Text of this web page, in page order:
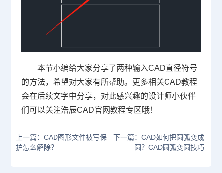
本节小编给大家分享了两种输入CAD直径符号
的方法，希望对大家有所帮助。更多相关CAD教程
会在后续文字中分享，对此感兴趣的设计师小伙伴
们可以关注浩辰CAD官网教程专区哦！
上一篇：CAD图形文件被写保
护怎么解除？
下一篇：CAD如何把圆弧变成
圆？CAD圆弧变圆技巧